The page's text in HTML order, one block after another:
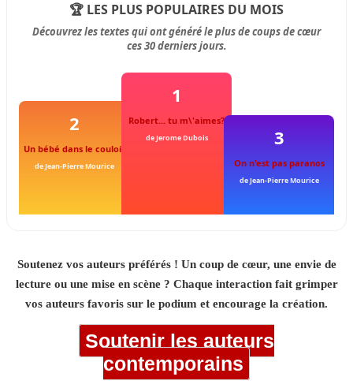
🏆 LES PLUS POPULAIRES DU MOIS
Découvrez les textes qui ont généré le plus de coups de cœur
ces 30 derniers jours.
1
Robert... tu m\'aimes?
de Jerome Dubois
2
Un bébé dans le couloir
de Jean-Pierre Mourice
3
On n'est pas paranos
de Jean-Pierre Mourice
Soutenez vos auteurs préférés ! Un coup de cœur, une envie de
lecture ou une mise en scène ? Chaque interaction fait grimper
vos auteurs favoris sur le podium et encourage la création.
Soutenir les auteurs
contemporains